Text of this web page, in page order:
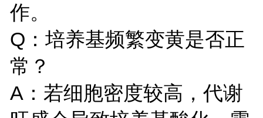
作。
Q：培养基频繁变黄是否正
常？
A：若细胞密度较高，代谢